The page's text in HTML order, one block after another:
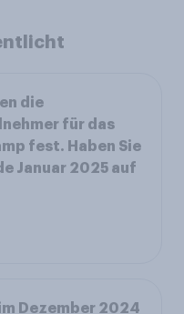
die
für das
fest. Haben Sie
Januar 2025 auf
Dezember 2024